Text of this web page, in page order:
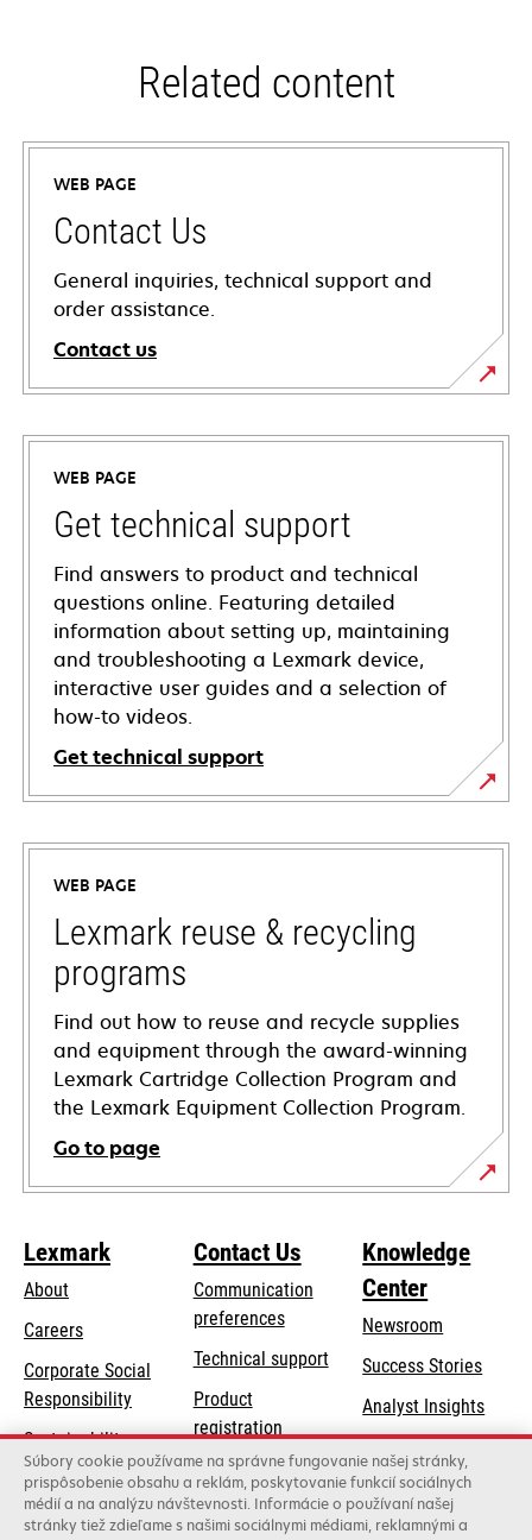
Related content
WEB PAGE
Contact Us
General inquiries, technical support and
order assistance.
Contact us
WEB PAGE
Get technical support
Find answers to product and technical
questions online. Featuring detailed
information about setting up, maintaining
and troubleshooting a Lexmark device,
interactive user guides and a selection of
how-to videos.
Get technical support
opens
in
new
tab
WEB PAGE
Lexmark reuse & recycling
programs
Find out how to reuse and recycle supplies
and equipment through the award-winning
Lexmark Cartridge Collection Program and
the Lexmark Equipment Collection Program.
Go to page
Lexmark
About
Careers
Corporate Social
Responsibilityopens
a
new
tab
Sustainability
Lexmark Partners
Contact Us
Communication
preferences
Technical supportopens
new
tab
Product
registration
Find a dealer
List of wholesalers
Knowledge
Center
Newsroom
Success Stories
Analyst Insights
Súbory cookie používame na správne fungovanie našej stránky,
prispôsobenie obsahu a reklám, poskytovanie funkcií sociálnych
médií a na analýzu návštevnosti. Informácie o používaní našej
stránky tiež zdieľame s našimi sociálnymi médiami, reklamnými a